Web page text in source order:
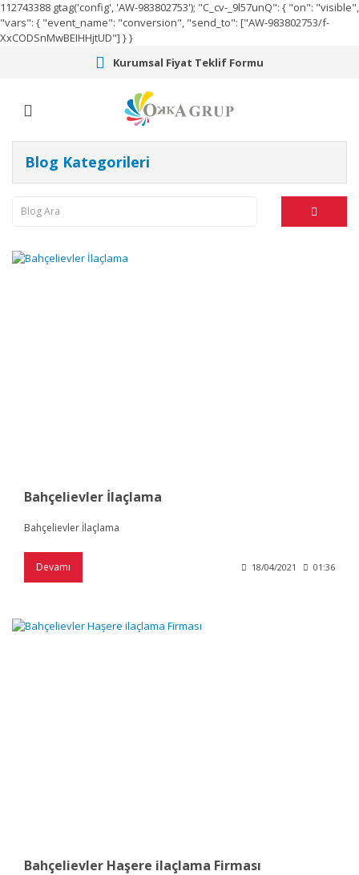
112743388 gtag('config', 'AW-983802753'); "C_cv-_9l57unQ": { "on": "visible",
"vars": { "event_name": "conversion", "send_to": ["AW-983802753/f-
XxCODSnMwBEIHHjtUD"] } }
Kurumsal Fiyat Teklif Formu
Blog Kategorileri
Bahçelievler İlaçlama
Bahçelievler İlaçlama
Devamı 18/04/2021 01:36
Bahçelievler Haşere ilaçlama Firması